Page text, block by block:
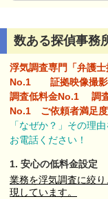
数ある探偵事務
浮気調査専門「弁護
No.1 証拠映像撮
調査低料金No.1 調
No.1 ご依頼者満足
「なぜか？」その理
お電話ください！
1. 安心の低料金設定
業務を浮気調査に絞
現しています。